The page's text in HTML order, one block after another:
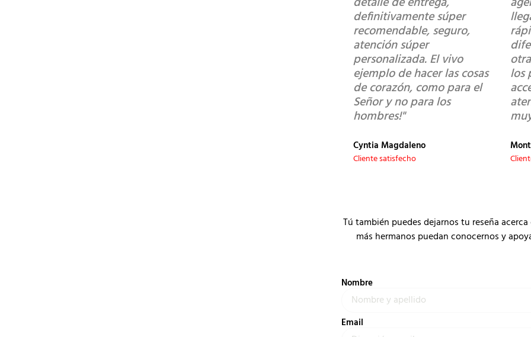
definitivamente súper
recomendable, seguro,
atención súper
personalizada. El vivo
ejemplo de hacer las cosas
de corazón, como para el
Señor y no para los
hombres!"
Cyntia Magdaleno
Cliente satisfecho
los
Tú también puedes dejarnos tu reseña
más hermanos puedan conocernos y
Nombre
Email